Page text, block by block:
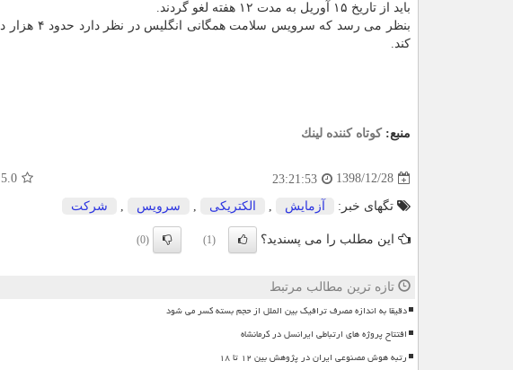
باید از تاریخ ۱۵ آوریل به مدت ۱۲ هفته لغو گردند.
بنظر می
كند.
منبع: كوتاه كننده لینك
1398/12/28
23:21:53
5.0
تگهای خبر: آزمایش الكتریكی سرویس شركت
این مطلب را می پسندید؟ (1)
(0)
تازه ترین مطالب مرتبط
دقیقا به اندازه مصرف ترافیک بین الملل از حجم بسته کسر می شود
افتتاح پروژه های ارتباطی ایرانسل در کرمانشاه
رتبه هوش مصنوعی ایران در پژوهش بین ۱۲ تا ۱۸